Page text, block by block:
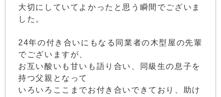
大切にしていてよかったと思う瞬間でございま
した。
24年の付き合いにもなる同業者の木型屋の先輩
でございますが、
お互い酸いも甘いも語り合い、同級生の息子を
持つ父親となって
いろいろここまでお付き合いできており、助け